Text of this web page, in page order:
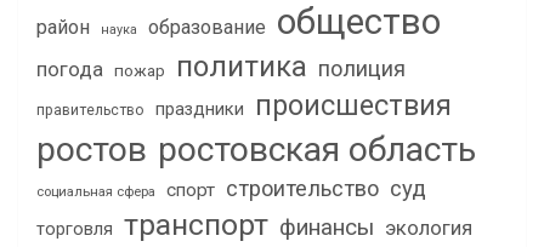
район
наука образование общество
погода пожар политика полиция
правительство праздники происшествия
ростов ростовская область
социальная сфера спорт строительство суд
торговля транспорт финансы экология